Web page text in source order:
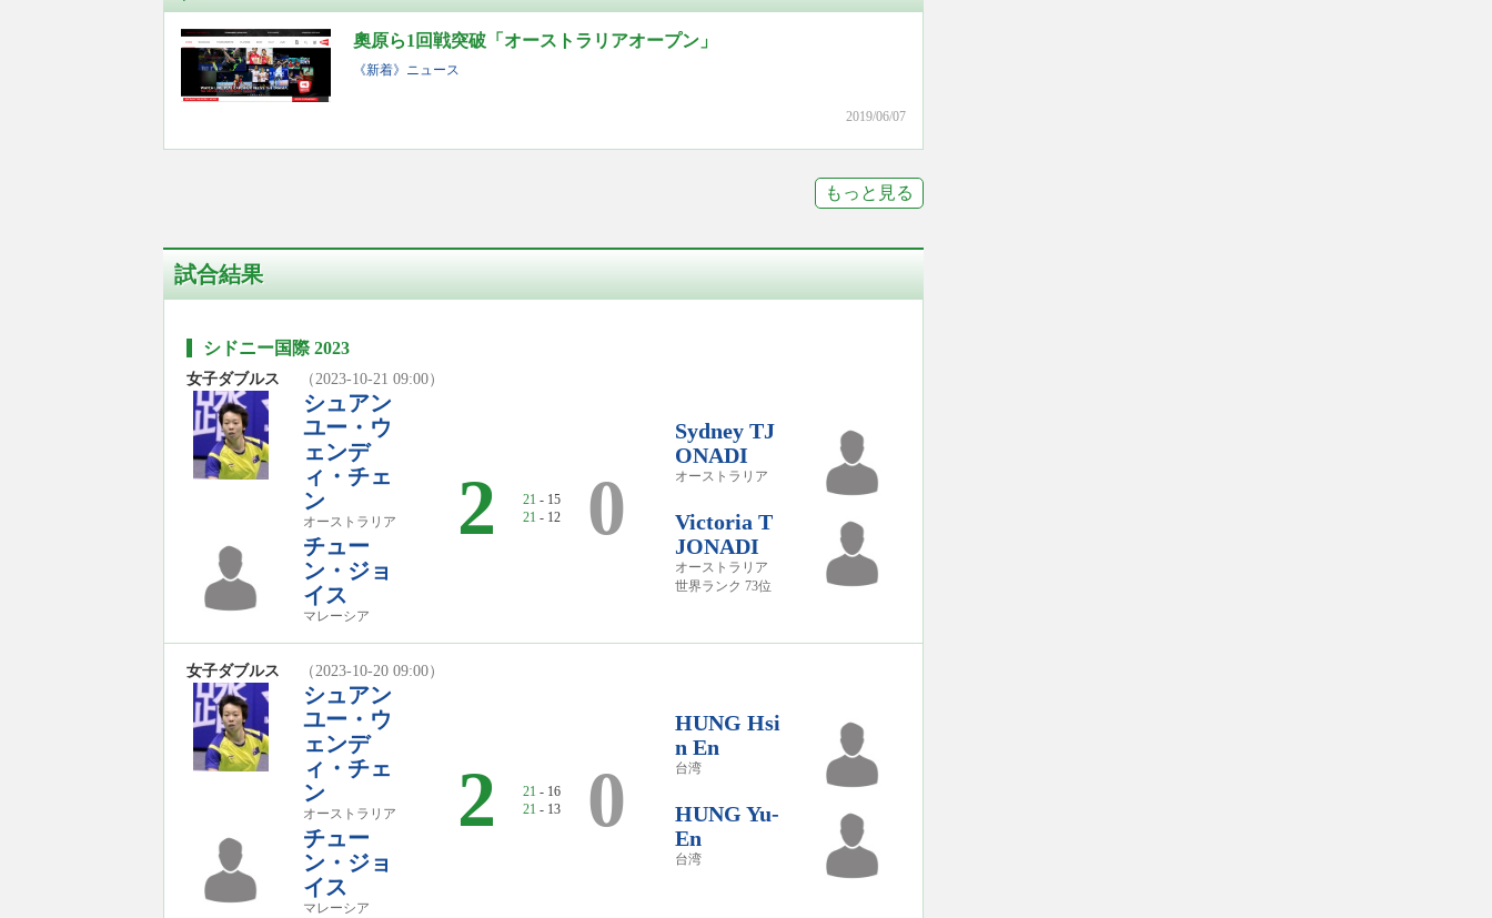
奧原ら1回戦突破「オーストラリアオープン」
《新着》ニュース
2019/06/07
もっと見る
試合結果
シドニー国際 2023
女子ダブルス （2023-10-21 09:00）
シュアン
ユー・ウ
ェンデ
ィ・チェ
ン
オーストラリア
チュー
ン・ジョ
イス
マレーシア
2 21 - 15
21 - 12 0
Sydney TJ
ONADI
オーストラリア
Victoria T
JONADI
オーストラリア
世界ランク 73位
女子ダブルス （2023-10-20 09:00）
シュアン
ユー・ウ
ェンデ
ィ・チェ
ン
オーストラリア
チュー
ン・ジョ
イス
マレーシア
2 21 - 16
21 - 13 0
HUNG Hsi
n En
台湾
HUNG Yu-
En
台湾